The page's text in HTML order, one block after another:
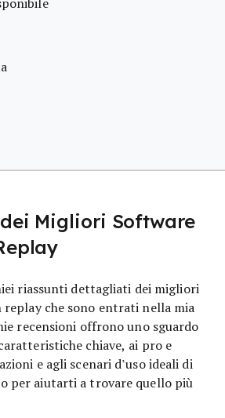
Migliori Software
riassunti dettagliati dei migliori
replay che sono entrati nella mia
recensioni offrono uno sguardo
chiave, ai pro e
e agli scenari d’uso ideali di
per aiutarti a trovare quello più